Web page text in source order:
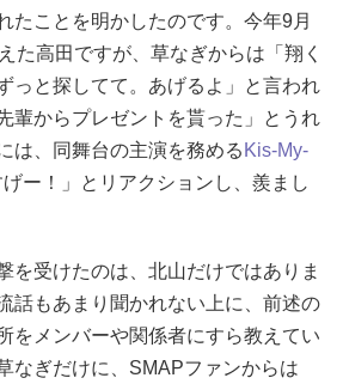
たことを明かしたのです。今年9月
た高田ですが、草なぎからは「翔く
っと探してて。あげるよ」と言われ
輩からプレゼントを貰った」とうれ
は、同舞台の主演を務める Kis-My-
げー！」とリアクションし、羨まし
を受けたのは、北山だけではありま
話もあまり聞かれない上に、前述の
をメンバーや関係者にすら教えてい
なぎだけに、SMAPファンからは